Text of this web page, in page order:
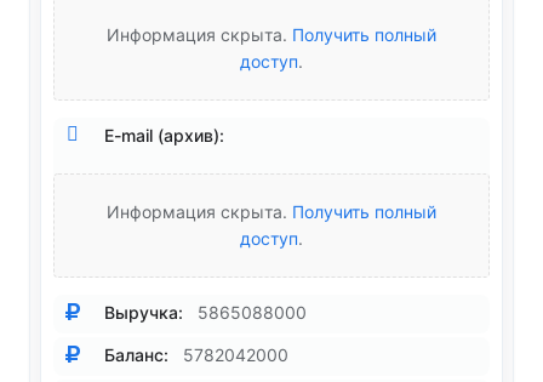
Информация скрыта. Получить полный
доступ.
E-mail (архив):
Информация скрыта. Получить полный
доступ.
Выручка: 5865088000
Баланс: 5782042000